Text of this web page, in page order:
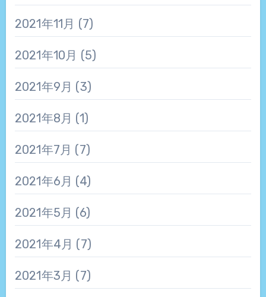
2021年11月 (7)
2021年10月 (5)
2021年9月 (3)
2021年8月 (1)
2021年7月 (7)
2021年6月 (4)
2021年5月 (6)
2021年4月 (7)
2021年3月 (7)